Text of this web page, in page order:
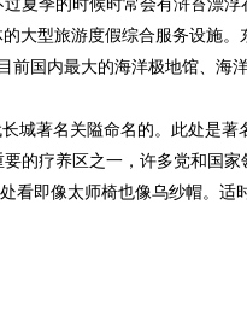
夏季的时候时常会有浒苔漂浮
型旅游度假综合服务设施。
国内最大的海洋极地馆、海
城著名关隘命名的。此处是
的疗养区之一，许多党和国
看即像太师椅也像乌纱帽。适